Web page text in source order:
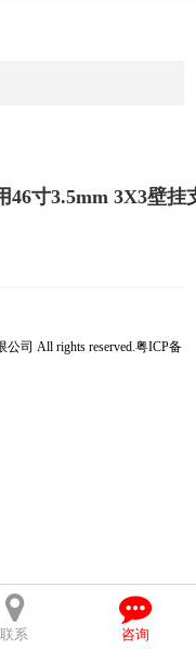
寸3.5mm 3X3壁
司 All rights reserved. 粤ICP备
联系 咨询